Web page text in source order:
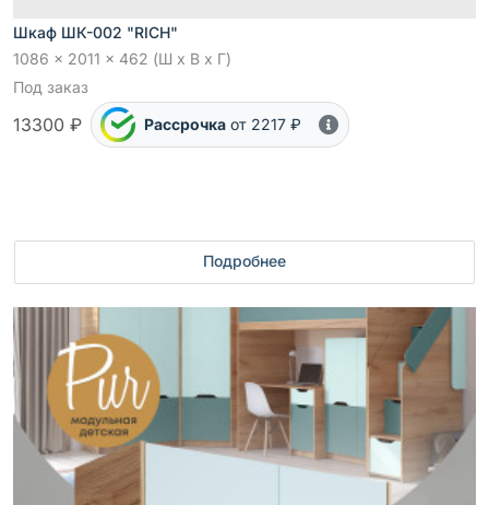
Шкаф ШК-002 "RICH"
1086 x 2011 x 462 (Ш x В x Г)
Под заказ
13300 ₽ Рассрочка от 2217 ₽
Подробнее